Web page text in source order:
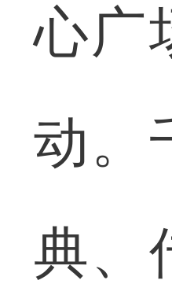
心广
动。
典、